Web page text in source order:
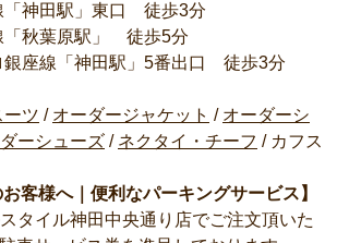
「神田駅」東口 徒歩3分
「秋葉原駅」 徒歩5分
銀座線「神田駅」5番出口 徒歩3分
ーツ / オーダージャケット / オーダーシ
ーシューズ / ネクタイ・チーフ / カフス
お客様へ｜便利なパーキングサービス】
タイル神田中央通り店でご注文頂いた